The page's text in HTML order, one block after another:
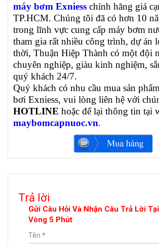
máy bơm Exniess chính hãng giá
TP.HCM. Chúng tôi đã có hơn 10
trong lĩnh vực cung cấp máy bơm
tham gia rất nhiều công trình, dự án
thời, Thuận Hiệp Thành có một đội
chuyên nghiệp, giàu kinh nghiệm,
quý khách 24/7.
Quý khách có nhu cầu mua sản
bơi Exniess, vui lòng liên hệ với
HOTLINE hoặc để lại thông tin tại
maybomcapnuoc.vn.
Trả lời
Gửi Câu Hỏi Và Nhận Câu Trả Lời
Vòng 5 Phút
Tên *